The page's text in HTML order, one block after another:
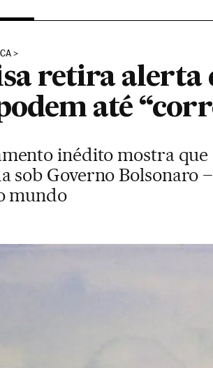
retira alerta
até
inédito mostra
sob Governo Bolsonaro
mundo